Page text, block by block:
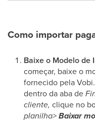
Como importar
Baixe o Modelo de
começar, baixe o
fornecido pela
dentro da aba de
cliente, clique no
planilha>Baixar